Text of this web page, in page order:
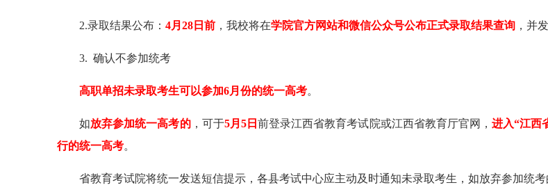
2.录取结果公布： 4月28日前 ，我校将在学院官方网站和微信公众号公布正式录取结果查询 ，并
3. 确认不参加统考
高职单招未录取考生可以参加6月份的统一高考。
如放弃参加统一高考的，可于5月5日 前登录江西省教育考试院或江西省教育厅官网，进入“江西
行的统一高考。
省教育考试院将统一发送短信提示，各县考试中心应主动及时通知未录取考生，如放弃参加统考